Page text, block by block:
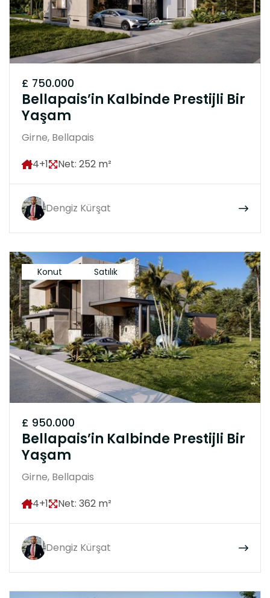
£ 750.000
Bellapais’in Kalbinde Prestijli Bir
Yaşam
Girne, Bellapais
4+1
Net: 252 m²
Dengiz Kürşat
Konut Satılık
£ 950.000
Bellapais’in Kalbinde Prestijli Bir
Yaşam
Girne, Bellapais
4+1
Net: 362 m²
Dengiz Kürşat